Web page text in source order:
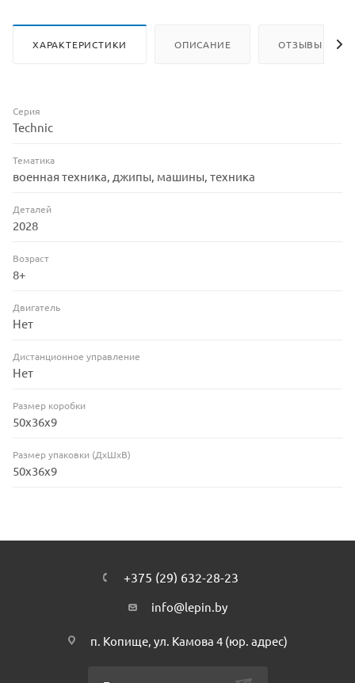
ХАРАКТЕРИСТИКИ ОПИСАНИЕ ОТЗЫВЫ
Серия
Technic
Тематика
военная техника, джипы, машины, техника
Деталей
2028
Возраст
8+
Двигатель
Нет
Дистанционное управление
Нет
Размер коробки
50x36x9
Размер упаковки (ДхШхВ)
50x36x9
+375 (29) 632-28-23
info@lepin.by
п. Копище, ул. Камова 4 (юр. адрес)